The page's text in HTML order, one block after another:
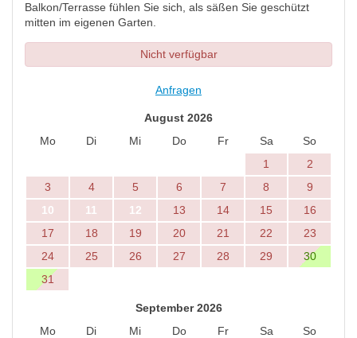
Balkon/Terrasse fühlen Sie sich, als säßen Sie geschützt
mitten im eigenen Garten.
Nicht verfügbar
Anfragen
August 2026
Mo
Di Mi Do Fr Sa
So
1
2
3
4 5 6 7 8
9
10
11 12 13 14 15
16
17
18 19 20 21 22
23
24
25 26 27 28 29
30
31
September 2026
Mo
Di Mi Do Fr Sa
So